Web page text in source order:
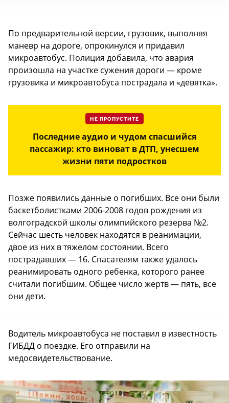
По предварительной версии, грузовик, выполняя
маневр на дороге, опрокинулся и придавил
микроавтобус. Полиция добавила, что авария
произошла на участке сужения дороги — кроме
грузовика и микроавтобуса пострадала и «девятка».
НЕ ПРОПУСТИТЕ
Последние аудио и чудом спасшийся
пассажир: кто виноват в ДТП, унесшем
жизни пяти подростков
Позже появились данные о погибших. Все они были
баскетболистками 2006-2008 годов рождения из
волгоградской школы олимпийского резерва №2.
Сейчас шесть человек находятся в реанимации,
двое из них в тяжелом состоянии. Всего
пострадавших — 16. Спасателям также удалось
реанимировать одного ребенка, которого ранее
считали погибшим. Общее число жертв — пять, все
они дети.
Водитель микроавтобуса не поставил в известность
ГИБДД о поездке. Его отправили на
медосвидетельствование.